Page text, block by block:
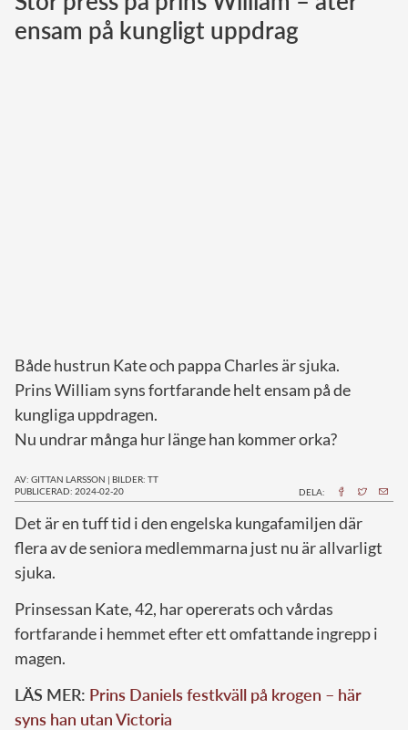
Norska kungahuset
ensam på kungligt uppdrag
Både hustrun Kate och pappa Charles är sjuka.
Prins William syns fortfarande helt ensam på de
kungliga uppdragen.
Nu undrar många hur länge han kommer orka?
AV: GITTAN LARSSON | BILDER: TT
PUBLICERAD: 2024-02-20
DELA:
Det är en tuff tid i den engelska kungafamiljen där
flera av de seniora medlemmarna just nu är allvarligt
sjuka.
Prinsessan Kate, 42, har opererats och vårdas
fortfarande i hemmet efter ett omfattande ingrepp i
magen.
LÄS MER: Prins Daniels festkväll på krogen – här
syns han utan Victoria